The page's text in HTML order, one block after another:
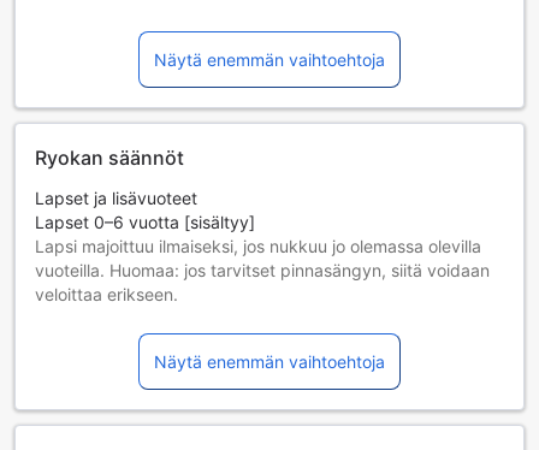
Näytä enemmän vaihtoehtoja
Ryokan säännöt
Lapset ja lisävuoteet
Lapset 0–6 vuotta [sisältyy]
Lapsi majoittuu ilmaiseksi, jos nukkuu jo olemassa olevilla
vuoteilla. Huomaa: jos tarvitset pinnasängyn, siitä voidaan
veloittaa erikseen.
tarkista kunkin huoneen kohdalta huonekoko lisätietoa
Kun varaat enemmän kuin 5 huonetta, eri käytännöt ja
ehdot saattavat päteä.
Näytä enemmän vaihtoehtoja